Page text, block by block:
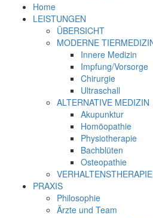
Home
LEISTUNGEN
ÜBERSICHT
MODERNE
Innere Medizin
Impfung/Vorsorge
Chirurgie
Ultraschall
ALTERNATIVE MEDIZIN
Akupunktur
Homöopathie
Physiotherapie
Bachblüten
Osteopathie
VERHALTENSTHERAPIE
PRAXIS
Philosophie
Ärzte und Team